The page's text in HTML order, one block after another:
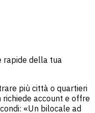
rapide della tua
più città o quartieri
account e offre
«Un bilocale ad